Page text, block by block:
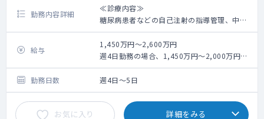
勤務内容詳細
≪診療内容≫
糖尿病患者などの自己注射の指導管理、中心
静脈栄養指導管理、経管栄養指導管理、
自己導尿指導管理、人工呼吸指導管理、在宅
酸素療法指導管理、悪性腫瘍の指導管理、
痛みの緩和指導、重度褥瘡の指導管理、胸腔
穿刺/腹腔穿刺 等
軽い病状の方から重症の方まで幅広く、高齢
の独居の方や若いご家族と暮らしている方な
給与
1,450万円～2,600万円
週4日勤務の場合、1,450万円～2,000万円、
週5日勤務の場合、1,800万円～2,600万円
※別途手当支給あり（交通費、時間外手当、
オンコール手当 等）
※未経験・転科希望の場合、週5日1,800万
円、週4日1,450万円の提示になります。
勤務日数 週4日～5日
お気に入り 詳細をみる